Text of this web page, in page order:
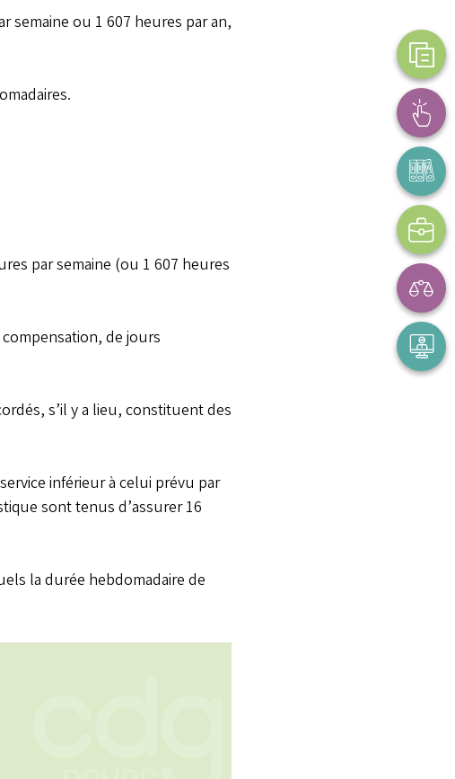
flat lay. horizontal image
semaine ou 1 607 heures par an,
par semaine (ou 1 607 heures
de jours
s’il y a lieu, constituent des
inférieur à celui prévu par
sont tenus d’assurer 16
la durée hebdomadaire de